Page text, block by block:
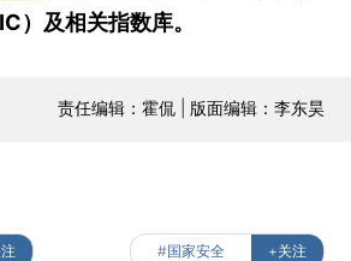
）及相关指数库。
责任编辑：霍侃 | 版面编辑：李东昊
#国家安全 +关注